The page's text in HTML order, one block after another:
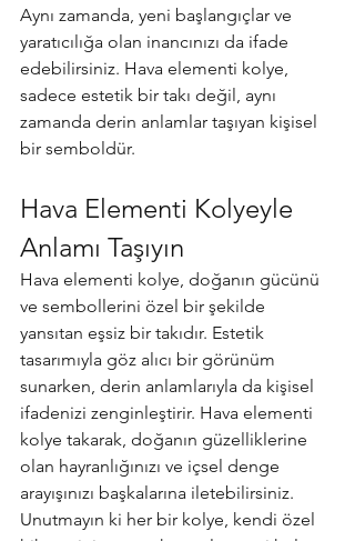
Aynı zamanda, yeni başlangıçlar ve
yaratıcılığa olan inancınızı da ifade
edebilirsiniz. Hava elementi kolye,
sadece estetik bir takı değil, aynı
zamanda derin anlamlar taşıyan kişisel
bir semboldür.
Hava Elementi Kolyeyle
Anlamı Taşıyın
Hava elementi kolye, doğanın gücünü
ve sembollerini özel bir şekilde
yansıtan eşsiz bir takıdır. Estetik
tasarımıyla göz alıcı bir görünüm
sunarken, derin anlamlarıyla da kişisel
ifadenizi zenginleştirir. Hava elementi
kolye takarak, doğanın güzelliklerine
olan hayranlığınızı ve içsel denge
arayışınızı başkalarına iletebilirsiniz.
Unutmayın ki her bir kolye, kendi özel